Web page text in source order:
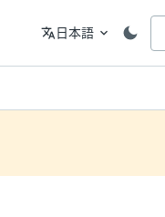
言語
translate日本語 expand_more